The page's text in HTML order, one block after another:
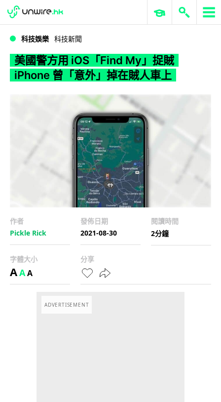
WWDC 2026 ERP 與商業 AI
科技娛樂 科技新聞
美國警方用 iOS「Find My」捉賊
iPhone 曾「意外」掉在賊人車上
作者
Pickle Rick
發佈日期
2021-08-30
閱讀時間
2分鐘
字體大小
AAA
分享
ADVERTISEMENT